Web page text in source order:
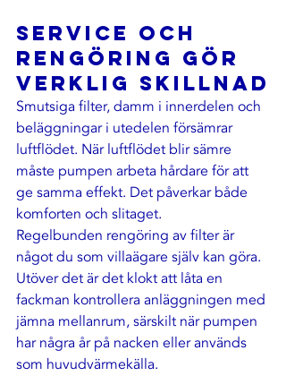
Service och
rengöring gör
verklig skillnad
Smutsiga filter, damm i innerdelen och
beläggningar i utedelen försämrar
luftflödet. När luftflödet blir sämre
måste pumpen arbeta hårdare för att
ge samma effekt. Det påverkar både
komforten och slitaget.
Regelbunden rengöring av filter är
något du som villaägare själv kan göra.
Utöver det är det klokt att låta en
fackman kontrollera anläggningen med
jämna mellanrum, särskilt när pumpen
har några år på nacken eller används
som huvudvärmekälla.